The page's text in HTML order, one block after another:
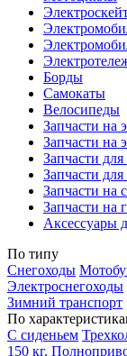
Борды
Самокаты
Велосипеды
Запчасти на
Запчасти на
Запчасти
Запчасти
Запчасти на
Запчасти на
Аксессуары
По типу
Снегоходы
Электроснегоходы
Зимний транспорт
По
С сиденьем
150 кг.